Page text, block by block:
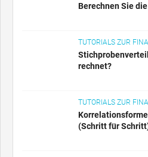
Berechnen Sie
TUTORIALS ZUR
rechnet?
TUTORIALS ZUR
(Schritt für